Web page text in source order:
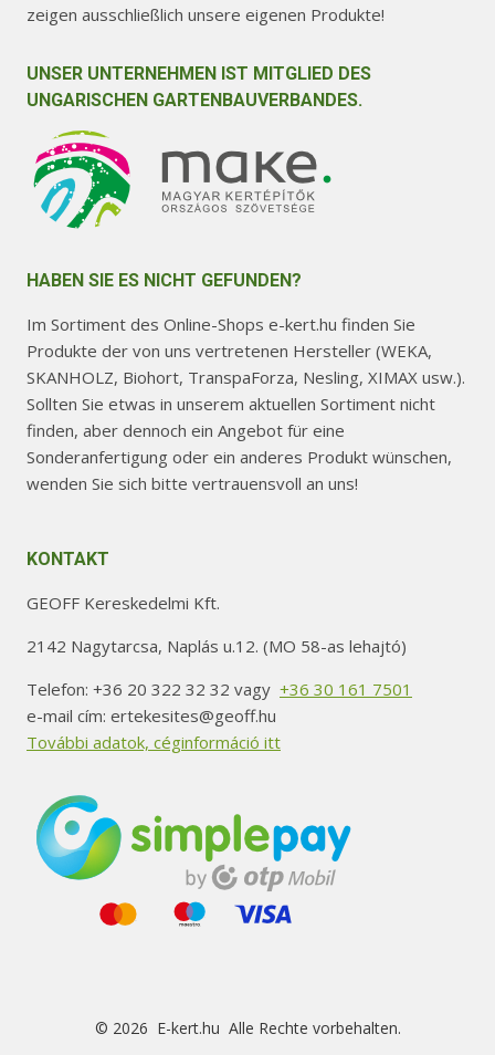
zeigen ausschließlich unsere eigenen Produkte!
UNSER UNTERNEHMEN IST MITGLIED DES
UNGARISCHEN GARTENBAUVERBANDES.
HABEN SIE ES NICHT GEFUNDEN?
Im Sortiment des Online-Shops e-kert.hu finden Sie
Produkte der von uns vertretenen Hersteller (WEKA,
SKANHOLZ, Biohort, TranspaForza, Nesling, XIMAX usw.).
Sollten Sie etwas in unserem aktuellen Sortiment nicht
finden, aber dennoch ein Angebot für eine
Sonderanfertigung oder ein anderes Produkt wünschen,
wenden Sie sich bitte vertrauensvoll an uns!
KONTAKT
GEOFF Kereskedelmi Kft.
2142 Nagytarcsa, Naplás u.12. (MO 58-as lehajtó)
Telefon: +36 20 322 32 32 vagy +36 30 161 7501
e-mail cím: ertekesites@geoff.hu
További adatok, céginformáció itt
© 2026 E-kert.hu Alle Rechte vorbehalten.